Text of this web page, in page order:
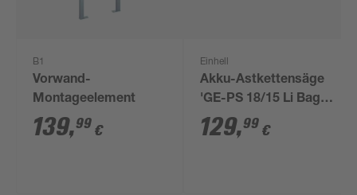
B1
Vorwand-
Montageelement
139,99 €
Einhell
Akku-Astkettensäge
'GE-PS 18/15 Li Bag
Kit' mit Akku und
Ladegerät
129,99 €